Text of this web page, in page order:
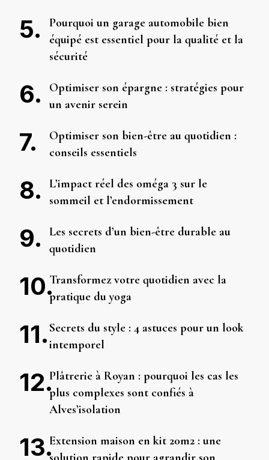
Pourquoi un garage automobile bien
équipé est essentiel pour la qualité et la
sécurité
Optimiser son épargne : stratégies pour
un avenir serein
Optimiser son bien-être au quotidien :
conseils essentiels
L’impact réel des oméga 3 sur le
sommeil et l’endormissement
Les secrets d’un bien-être durable au
quotidien
Transformez votre quotidien avec la
pratique du yoga
Secrets du style : 4 astuces pour un look
intemporel
Plâtrerie à Royan : pourquoi les cas les
plus complexes sont confiés à
Alves’isolation
Extension maison en kit 20m2 : une